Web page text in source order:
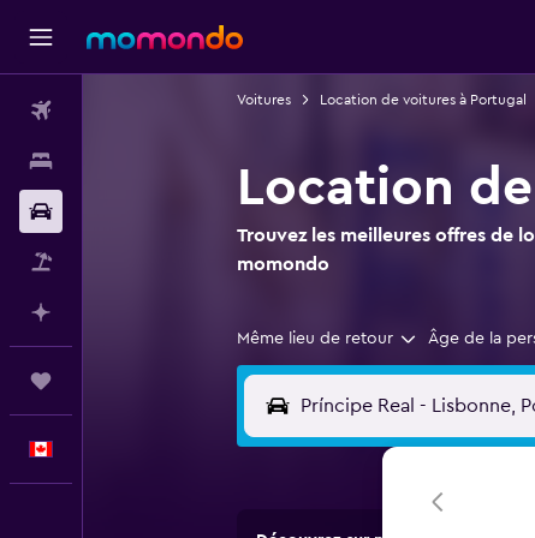
Voitures Location de voitures à Portugal
Location
Trouvez les meilleures offres de
momondo
Même lieu de retour Âge de la